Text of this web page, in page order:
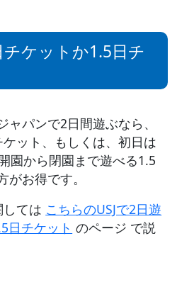
ケットか1.5日チ
パンで2日間遊ぶなら、
ット、もしくは、初日は
園から閉園まで遊べる1.5
お得です。
ては こちらのUSJで2日遊
日チケット のページ で説